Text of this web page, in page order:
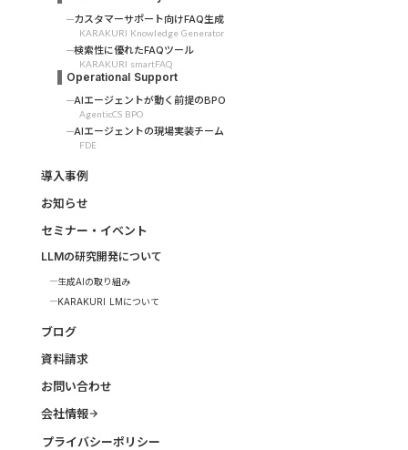
カスタマーサポート向けFAQ生成
KARAKURI Knowledge Generator
検索性に優れたFAQツール
KARAKURI smartFAQ
Operational Support
AIエージェントが動く前提のBPO
AgenticCS BPO
AIエージェントの現場実装チーム
FDE
導入事例
お知らせ
セミナー・イベント
LLMの研究開発について
生成AIの取り組み
KARAKURI LMについて
ブログ
資料請求
お問い合わせ
会社情報arrow_forward
プライバシーポリシー